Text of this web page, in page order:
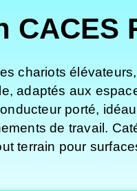
chariots
adaptés aux
porté,
de travail.
terrain pour